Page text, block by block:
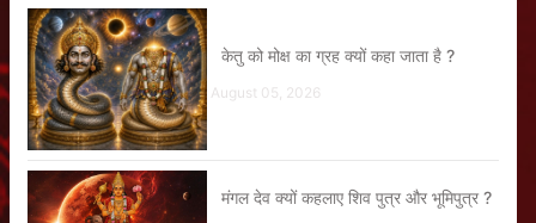
केतु को मोक्ष का ग्रह क्यों कहा जाता है ?
August 05, 2026
मंगल देव क्यों कहलाए शिव पुत्र और भूमिपुत्र ?